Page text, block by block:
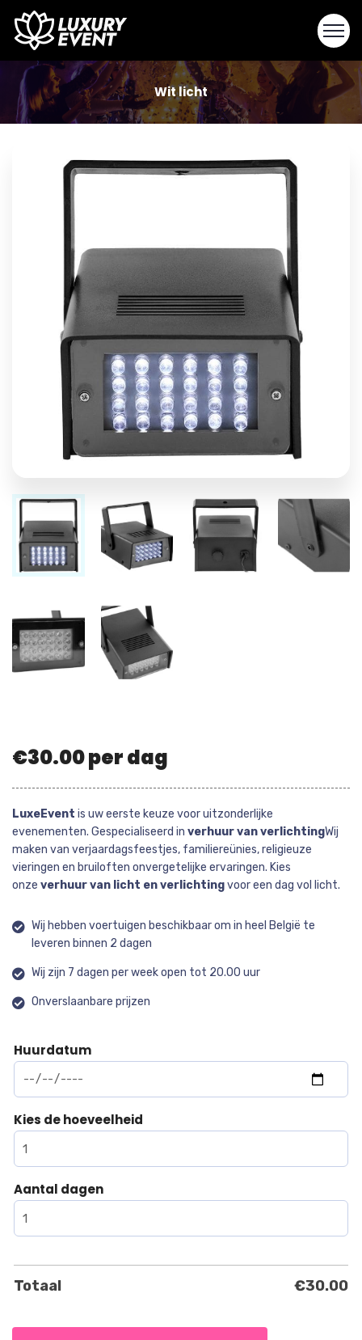
Wit licht
€30.00per dag
LuxeEvent is uw eerste keuze voor uitzonderlijke
evenementen. Gespecialiseerd in verhuur van verlichtingWij
maken van verjaardagsfeestjes, familiereünies, religieuze
vieringen en bruiloften onvergetelijke ervaringen. Kies
onze verhuur van licht en verlichtingvoor een dag vol licht.
Wij hebben voertuigen beschikbaar om in heel België te
leveren binnen 2 dagen
Wij zijn 7 dagen per week open tot 20.00 uur
Onverslaanbare prijzen
Huurdatum
Kies de hoeveelheid
Aantal dagen
Totaal €30.00